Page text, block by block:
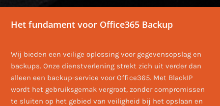
Het fundament voor Office365 Backup
Wij bieden een veilige oplossing voor gegevensopslag en
backups. Onze dienstverlening strekt zich uit verder dan
alleen een backup-service voor Office365. Met BlackIP
wordt het gebruiksgemak vergroot, zonder compromissen
te sluiten op het gebied van veiligheid bij het opslaan en